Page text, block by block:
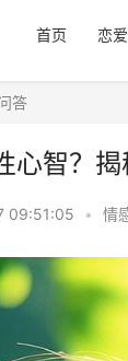
首页 恋
答
心智？
09:51:05 • 情